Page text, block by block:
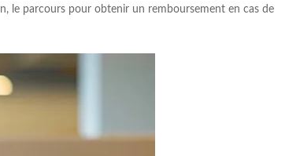
le parcours pour obtenir un remboursement en cas de